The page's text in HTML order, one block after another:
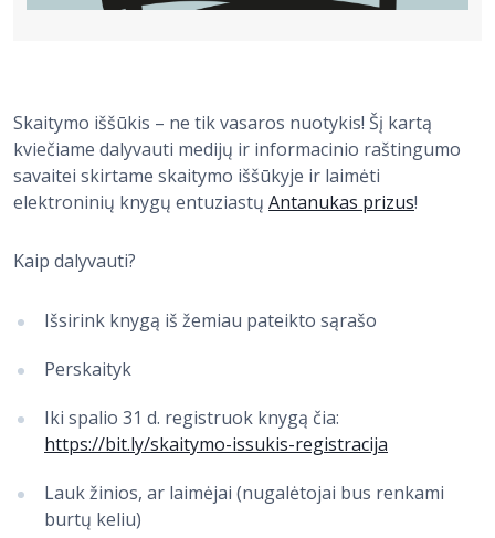
Skaitymo iššūkis – ne tik vasaros nuotykis! Šį kartą
kviečiame dalyvauti medijų ir informacinio raštingumo
savaitei skirtame skaitymo iššūkyje ir laimėti
elektroninių knygų entuziastų Antanukas prizus!
Kaip dalyvauti?
Išsirink knygą iš žemiau pateikto sąrašo
Perskaityk
Iki spalio 31 d. registruok knygą čia:
https://bit.ly/skaitymo-issukis-registracija
Lauk žinios, ar laimėjai (nugalėtojai bus renkami
burtų keliu)